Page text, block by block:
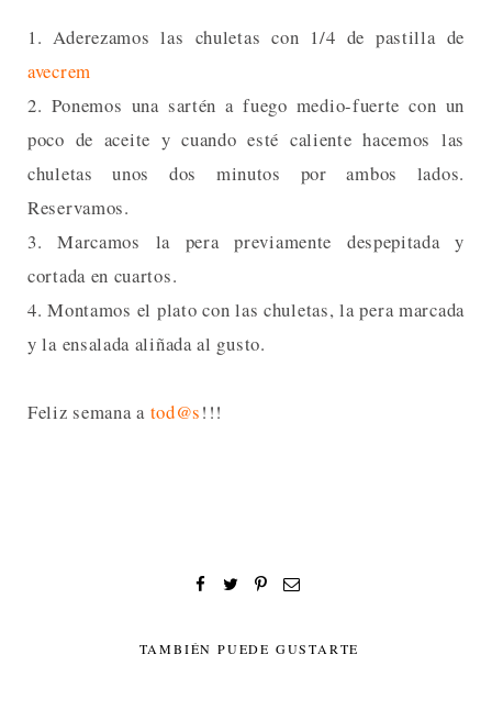
1. Aderezamos las chuletas con 1/4 de pastilla de
avecrem
2. Ponemos una sartén a fuego medio-fuerte con un
poco de aceite y cuando esté caliente hacemos las
chuletas unos dos minutos por ambos lados.
Reservamos.
3. Marcamos la pera previamente despepitada y
cortada en cuartos.
4. Montamos el plato con las chuletas, la pera marcada
y la ensalada aliñada al gusto.
Feliz semana a tod@s!!!
TAMBIÉN PUEDE GUSTARTE